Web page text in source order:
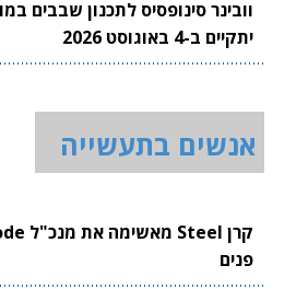
יתקיים ב-4 באוגוסט 2026
אנשים בתעשייה
פנים